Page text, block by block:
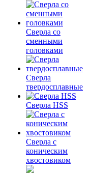
Сверла со
сменными
головками
Сверла
твердосплавные
Сверла HSS
Сверла с
коническим
хвостовиком